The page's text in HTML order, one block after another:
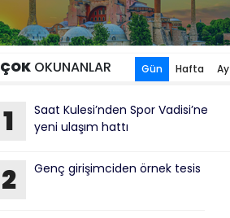
ÇOKOKUNANLAR Gün Hafta Ay
1
Saat Kulesi’nden Spor Vadisi’ne
yeni ulaşım hattı
2 Genç girişimciden örnek tesis